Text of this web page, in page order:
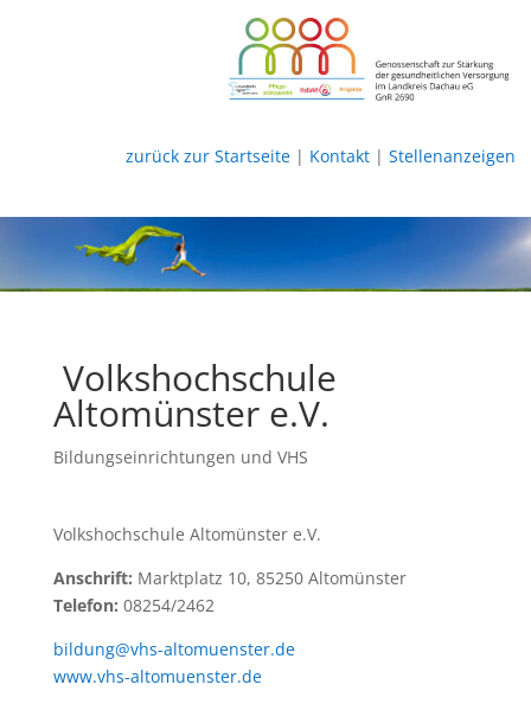
zurück zur Startseite| Kontakt| Stellenanzeigen
Volkshochschule
Altomünster e.V.
Bildungseinrichtungen und VHS
Volkshochschule Altomünster e.V.
Anschrift: Marktplatz 10, 85250 Altomünster
Telefon: 08254/2462
bildung@vhs-altomuenster.de
www.vhs-altomuenster.de